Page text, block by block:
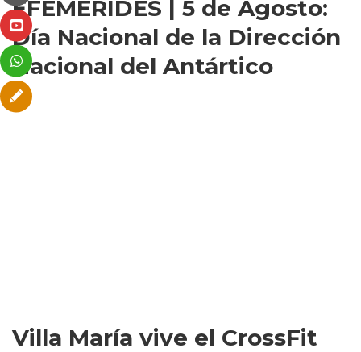
EFEMÉRIDES | 5 de Agosto:
Día Nacional de la Dirección
Nacional del Antártico
Villa María vive el CrossFit